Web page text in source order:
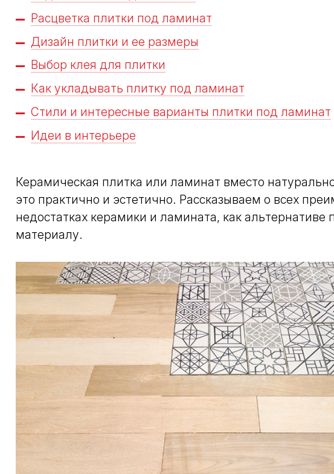
Расцветка плитки под ламинат
Дизайн плитки и ее размеры
Выбор клея для плитки
Как укладывать плитку под ламинат
Стили и интересные варианты плитки под ламинат
Идеи в интерьере
Керамическая плитка или ламинат вместо
это практично и эстетично. Рассказываем о всех
недостатках керамики и ламината, как альтернативе
материалу.